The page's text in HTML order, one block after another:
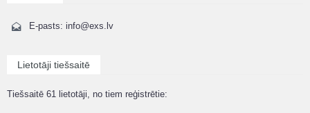
E-pasts: info@exs.lv
Lietotāji tiešsaitē
Tiešsaitē 61 lietotāji, no tiem reģistrētie: